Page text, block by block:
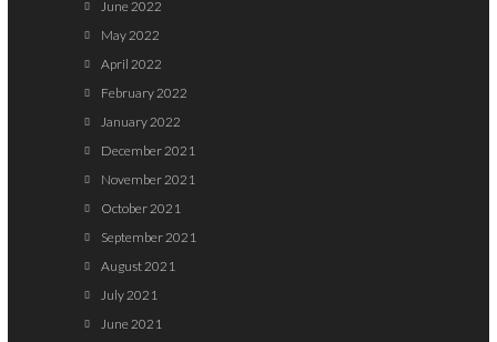
June 2022
May 2022
April 2022
February 2022
January 2022
December 2021
November 2021
October 2021
September 2021
August 2021
July 2021
June 2021